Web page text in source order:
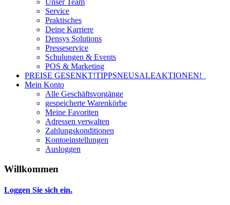
Unser Team
Service
Praktisches
Deine Karriere
Densys Solutions
Presseservice
Schulungen & Events
POS & Marketing
PREISE GESENKT!TIPPSNEUSALEAKTIONEN!
Mein Konto
Alle Geschäftsvorgänge
gespeicherte Warenkörbe
Meine Favoriten
Adressen verwalten
Zahlungskonditionen
Kontoeinstellungen
Ausloggen
Willkommen
Loggen Sie sich ein.